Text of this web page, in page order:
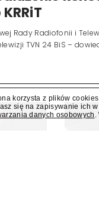
KRRiT
korzysta z plików
się na zapisywanie ich
danych osobowych .